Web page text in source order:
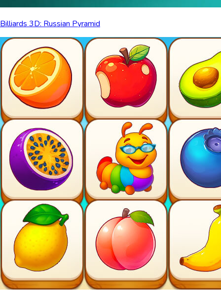
Billiards 3D: Russian Pyramid